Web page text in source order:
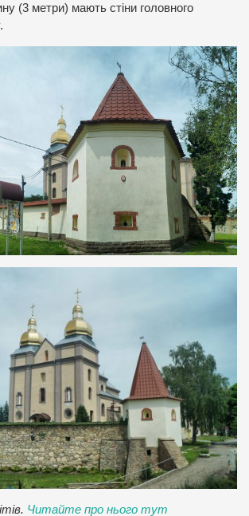
(3 метри) мають стіни головного
Читайте про нього тут